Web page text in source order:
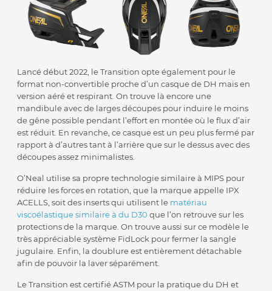
Lancé début 2022, le Transition opte également pour le
format non-convertible proche d’un casque de DH mais en
version aéré et respirant. On trouve là encore une
mandibule avec de larges découpes pour induire le moins
de gêne possible pendant l’effort en montée où le flux d’air
est réduit. En revanche, ce casque est un peu plus fermé par
rapport à d’autres tant à l’arrière que sur le dessus avec des
découpes assez minimalistes.
O’Neal utilise sa propre technologie similaire à MIPS pour
réduire les forces en rotation, que la marque appelle IPX
ACELLS, soit des inserts qui utilisent le matériau
viscoélastique similaire à du D30 que l’on retrouve sur les
protections de la marque. On trouve aussi sur ce modèle le
très appréciable système FidLock pour fermer la sangle
jugulaire. Enfin, la doublure est entièrement détachable
afin de pouvoir la laver séparément.
Le Transition est certifié ASTM pour la pratique du DH et